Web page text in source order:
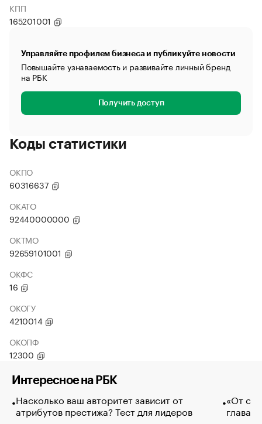
КПП
165201001
Управляйте профилем бизнеса и публикуйте новости
Повышайте узнаваемость и развивайте личный бренд
на РБК
Получить доступ
Коды статистики
ОКПО
60316637
ОКАТО
92440000000
ОКТМО
92659101001
ОКФС
16
ОКОГУ
4210014
ОКОПФ
12300
Интересное на РБК
Насколько ваш авторитет зависит от
атрибутов престижа? Тест для лидеров
«От
глава